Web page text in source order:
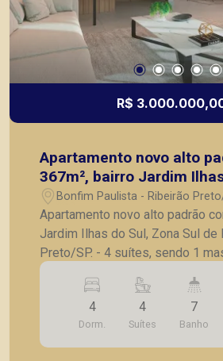
R$
Apartamento novo alto
367m², bairro Jardim
Zona Sul de Ribeirão
Bonfim Paulista - Ribeirão
Apartamento novo alto padrão
Jardim Ilhas do Sul, Zona Sul de
Preto/SP. - 4 suítes, sendo 1 master com closet
e banheiro Sr e Sra; - Sala ampla para 3
ambientes; - Sala de almoço; -
Lavabo; - Varanda gourmet; -
Lavanderia; - Quarto e banheiro
técnica; - 4 vagas de garagem. O encontro da
4
Dorm.
4
Suítes
7
Banho